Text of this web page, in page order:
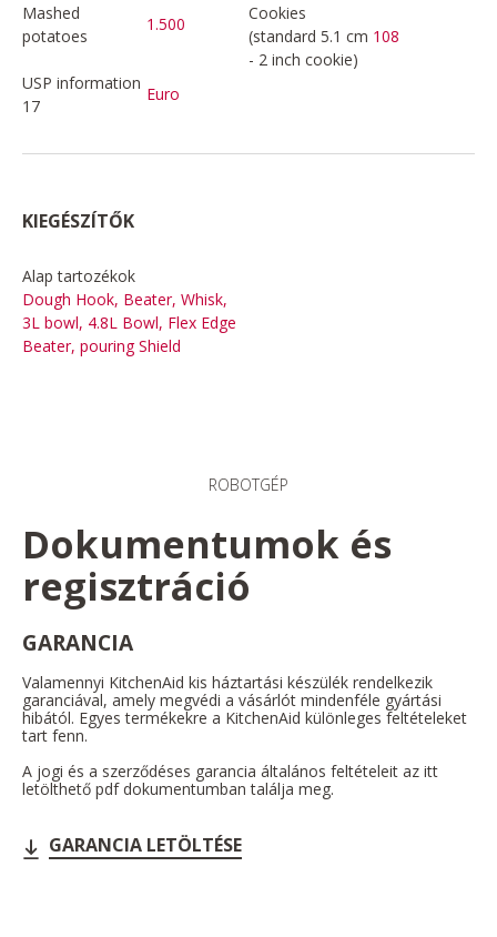
Mashed
potatoes
1.500
Cookies
(standard 5.1 cm
- 2 inch cookie)
108
USP information
17
Euro
KIEGÉSZÍTŐK
Alap tartozékok
Dough Hook, Beater, Whisk,
3L bowl, 4.8L Bowl, Flex Edge
Beater, pouring Shield
ROBOTGÉP
Dokumentumok és
regisztráció
GARANCIA
Valamennyi KitchenAid kis háztartási készülék rendelkezik
garanciával, amely megvédi a vásárlót mindenféle gyártási
hibától. Egyes termékekre a KitchenAid különleges feltételeket
tart fenn.
A jogi és a szerződéses garancia általános feltételeit az itt
letölthető pdf dokumentumban találja meg.
GARANCIA LETÖLTÉSE